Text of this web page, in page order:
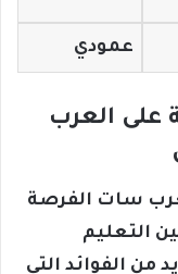
عمودي
على العرب
سات الفرصة
التعليم
من الفوائد التي